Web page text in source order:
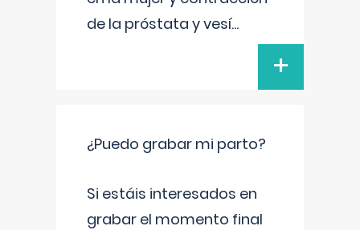
de la próstata y vesí...
+
¿Puedo grabar mi parto?
Si estáis interesados en
grabar el momento final